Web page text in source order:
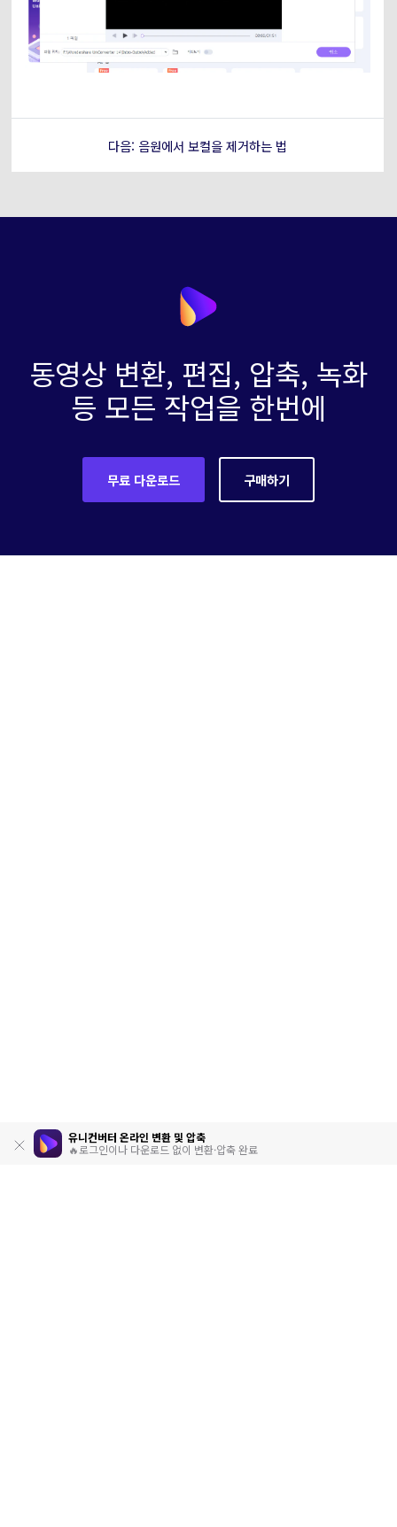
유니컨버터 온라인 변환 및 압축
🔥로그인이나 다운로드 없이 변환·압축 완료
다음: 음원에서 보컬을 제거하는 법
동영상 변환, 편집, 압축, 녹화
등 모든 작업을 한번에
무료 다운로드 구매하기